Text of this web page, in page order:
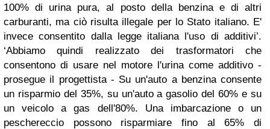
100% di urina pura, al posto della benzina e di altri
carburanti, ma ciò risulta illegale per lo Stato italiano. E'
invece consentito dalla legge italiana l'uso di additivi’.
‘Abbiamo quindi realizzato dei trasformatori che
consentono di usare nel motore l'urina come additivo -
prosegue il progettista - Su un'auto a benzina consente
un risparmio del 35%, su un'auto a gasolio del 60% e su
un veicolo a gas dell'80%. Una imbarcazione o un
peschereccio possono risparmiare fino al 65% di